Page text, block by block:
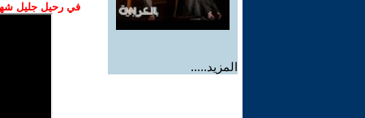
المزيد.....
في رحيل جليل